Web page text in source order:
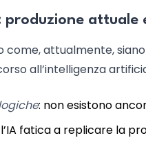
produzione
attualmente,
all’intelligenza
: non esistono
l’IA fatica a replicare la